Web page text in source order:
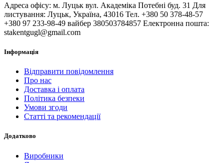
Адреса офісу: м. Луцьк вул. Академіка Потебні буд. 31 Для
листування: Луцьк, Україна, 43016 Тел. +380 50 378-48-57
+380 97 233-98-49 вайбер 380503784857 Електронна пошта:
stakentgugl@gmail.com
Інформація
Відправити повідомлення
Про нас
Доставка і оплата
Політика безпеки
Умови згоди
Статті та рекомендації
Додатково
Виробники